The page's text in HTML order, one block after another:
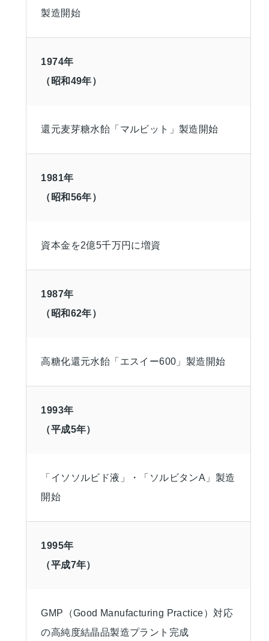
製造開始
1974年
（昭和49年）
還元麦芽糖水飴「マルビット」製造開始
1981年
（昭和56年）
資本金を2億5千万円に増資
1987年
（昭和62年）
高糖化還元水飴「エスイー600」製造開始
1993年
（平成5年）
「イソソルビド液」・「ソルビタンA」製造
開始
1995年
（平成7年）
GMP（Good Manufacturing Practice）対応
の高純度結晶品製造プラント完成